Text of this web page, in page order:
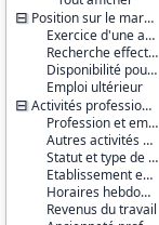
JEU DE
DONNÉES
Position sur le marché du travail
Exercice d'une activité professionnelle effective
Recherche effective d'un travail
Disponibilité pour travailler
Emploi ultérieur
Activités professionnelles
Profession et employeur principaux
Autres activités professionnelles
Statut et type de contrat
Etablissement employeur
Horaires hebdomadaires
Revenus du travail
Identifiants :
lil-0146
doi:10.13144/lil-
0146
Thème :